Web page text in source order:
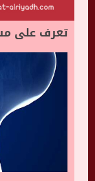
تعرف على